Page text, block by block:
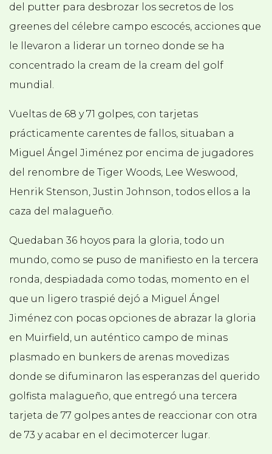
del putter para desbrozar los secretos de los
greenes del célebre campo escocés, acciones que
le llevaron a liderar un torneo donde se ha
concentrado la cream de la cream del golf
mundial.
Vueltas de 68 y 71 golpes, con tarjetas
prácticamente carentes de fallos, situaban a
Miguel Ángel Jiménez por encima de jugadores
del renombre de Tiger Woods, Lee Weswood,
Henrik Stenson, Justin Johnson, todos ellos a la
caza del malagueño.
Quedaban 36 hoyos para la gloria, todo un
mundo, como se puso de manifiesto en la tercera
ronda, despiadada como todas, momento en el
que un ligero traspié dejó a Miguel Ángel
Jiménez con pocas opciones de abrazar la gloria
en Muirfield, un auténtico campo de minas
plasmado en bunkers de arenas movedizas
donde se difuminaron las esperanzas del querido
golfista malagueño, que entregó una tercera
tarjeta de 77 golpes antes de reaccionar con otra
de 73 y acabar en el decimotercer lugar.